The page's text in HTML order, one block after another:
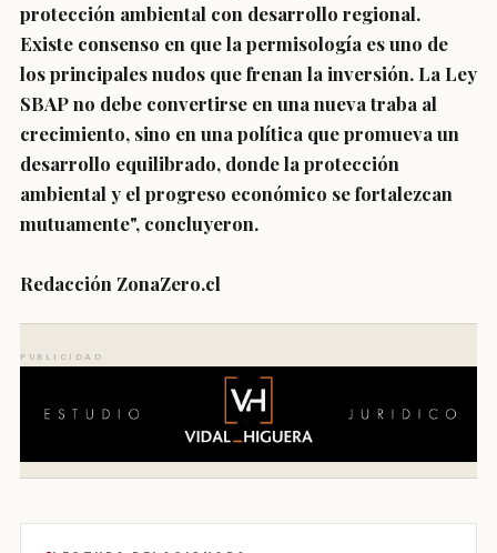
protección ambiental con desarrollo regional.
Existe consenso en que la permisología es uno de
los principales nudos que frenan la inversión. La Ley
SBAP no debe convertirse en una nueva traba al
crecimiento, sino en una política que promueva un
desarrollo equilibrado, donde la protección
ambiental y el progreso económico se fortalezcan
mutuamente", concluyeron.
Redacción ZonaZero.cl
PUBLICIDAD